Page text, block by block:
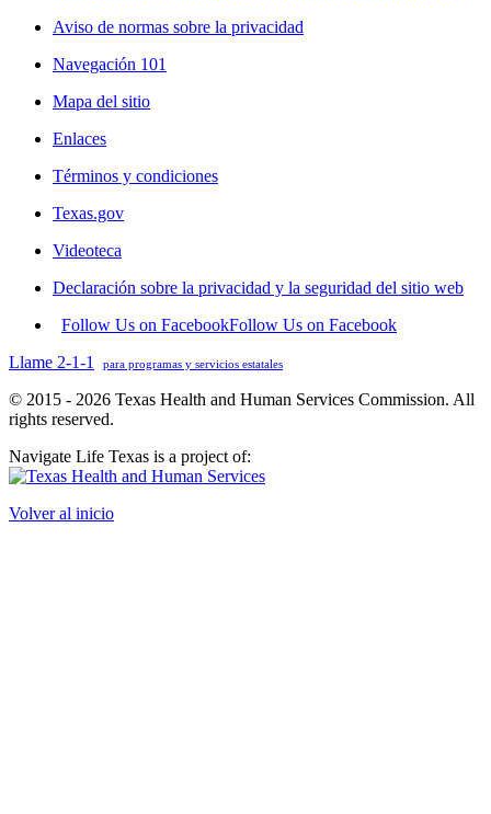
Aviso de normas sobre la privacidad
Navegación 101
Mapa del sitio
Enlaces
Términos y condiciones
Texas.gov
Videoteca
Declaración sobre la privacidad y la seguridad del sitio web
Follow Us on FacebookFollow Us on Facebook
Llame 2-1-1
para programas y servicios estatales
© 2015 - 2026 Texas Health and Human Services Commission. All
rights reserved.
Navigate Life Texas is a project of:
Volver al inicio